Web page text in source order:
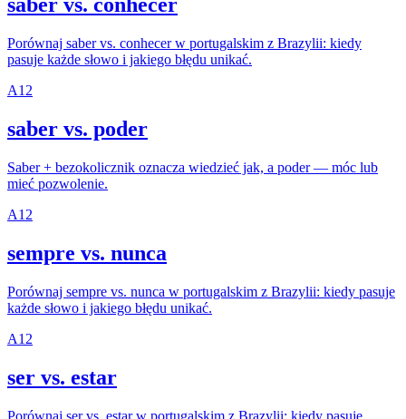
saber vs. conhecer
Porównaj saber vs. conhecer w portugalskim z Brazylii: kiedy
pasuje każde słowo i jakiego błędu unikać.
A1 2
saber vs. poder
Saber + bezokolicznik oznacza wiedzieć jak, a poder — móc lub
mieć pozwolenie.
A1 2
sempre vs. nunca
Porównaj sempre vs. nunca w portugalskim z Brazylii: kiedy pasuje
każde słowo i jakiego błędu unikać.
A1 2
ser vs. estar
Porównaj ser vs. estar w portugalskim z Brazylii: kiedy pasuje